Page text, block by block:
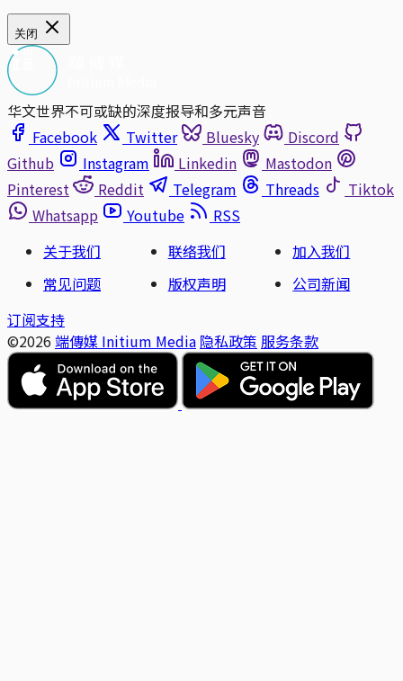
关闭
华文世界不可或缺的深度报导和多元声音
Facebook
Twitter Bluesky
Discord
Github
Instagram Linkedin
Mastodon
Pinterest
Reddit Telegram Threads
Tiktok
Whatsapp
Youtube
RSS
关于我们
联络我们
加入我们
常见问题
版权声明
公司新闻
订阅支持
©2026 端傳媒 Initium Media 隐私政策 服务条款